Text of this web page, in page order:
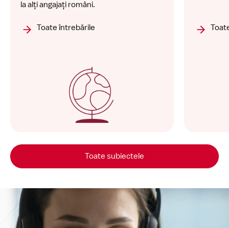
la alți angajați români.
Toate întrebările
Toate subiectele